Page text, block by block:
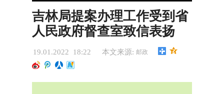
吉林局提案办理工作受到省
人民政府督查室致信表扬
19.01.2022 18:22 本文来源: 邮政